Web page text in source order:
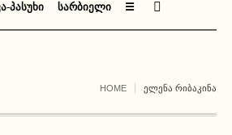
ᲞᲐᲡᲣᲮᲘ ᲡᲐᲠᲑᲘᲔᲚᲘ ☰
HOME ᲔᲚᲔᲜᲐ ᲠᲘᲑᲐᲙᲘᲜᲐ